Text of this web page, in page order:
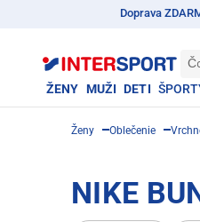
Doprava
ŽENY MUŽI DETI
Ženy Oblečenie
NIKE